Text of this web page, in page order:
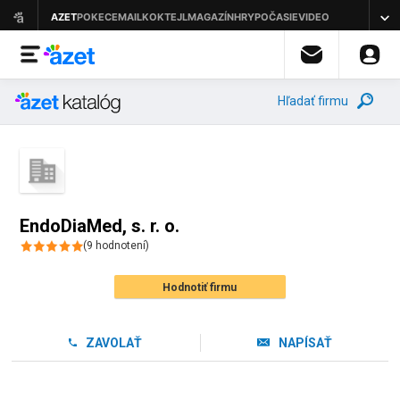
Hľadať firmu
EndoDiaMed, s. r. o.
(9 hodnotení)
Hodnotiť firmu
ZAVOLAŤ NAPÍSAŤ